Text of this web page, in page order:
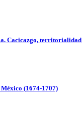
Cacicazgo,
(1674-1707)